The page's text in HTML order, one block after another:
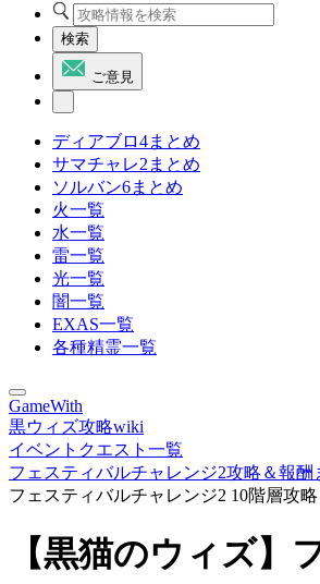
検索
ご意見
ディアブロ4まとめ
サマチャレ2まとめ
ソルバン6まとめ
火一覧
水一覧
雷一覧
光一覧
闇一覧
EXAS一覧
各種精霊一覧
GameWith
黒ウィズ攻略wiki
イベントクエスト一覧
フェスティバルチャレンジ2攻略＆報酬
フェスティバルチャレンジ2 10階層攻
【黒猫のウィズ】